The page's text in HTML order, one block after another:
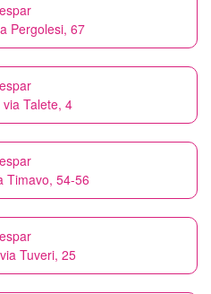
Pergolesi, 67
Talete, 4
Timavo, 54-56
Tuveri, 25